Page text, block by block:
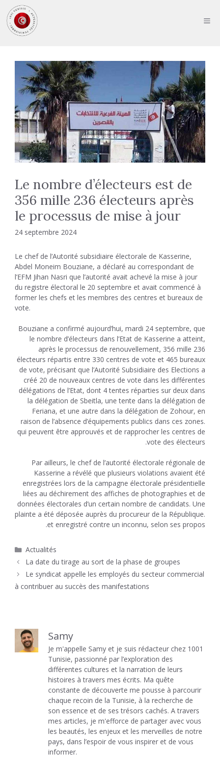
au
contenu
Le nombre d’électeurs est de
356 mille 236 électeurs après
le processus de mise à jour
24 septembre 2024
Le chef de l’Autorité subsidiaire électorale de Kasserine,
Abdel Moneim Bouziane, a déclaré au correspondant de
l’EFM Jihan Nasri que l’autorité avait achevé la mise à jour
du registre électoral le 20 septembre et avait commencé à
former les chefs et les membres des centres et bureaux de
vote.
Bouziane a confirmé aujourd’hui, mardi 24 septembre, que
le nombre d’électeurs dans l’Etat de Kasserine a atteint,
après le processus de renouvellement, 356 mille 236
électeurs répartis entre 330 centres de vote et 465 bureaux
de vote, précisant que l’Autorité Subsidiaire des Elections a
créé 20 de nouveaux centres de vote dans les différentes
délégations de l’Etat, dont 4 tentes réparties sur deux dans
la délégation de Sbeitla, une tente dans la délégation de
Feriana, et une autre dans la délégation de Zohour, en
raison de l’absence d’équipements publics dans ces zones.
qui peuvent être approuvés et de rapprocher les centres de
vote des électeurs.
Par ailleurs, le chef de l’autorité électorale régionale de
Kasserine a révélé que plusieurs violations avaient été
enregistrées lors de la campagne électorale présidentielle
liées au déchirement des affiches de photographies et de
données électorales d’un certain nombre de candidats. Une
plainte a été déposée auprès du procureur de la République.
et enregistré contre un inconnu, selon ses propos.
Catégories
Actualités
La date du tirage au sort de la phase de groupes
Le syndicat appelle les employés du secteur commercial
à contribuer au succès des manifestations
Samy
Je m'appelle Samy et je suis rédacteur chez 1001
Tunisie, passionné par l’exploration des
différentes cultures et la narration de leurs
histoires à travers mes écrits. Ma quête
constante de découverte me pousse à parcourir
chaque recoin de la Tunisie, à la recherche de
son essence et de ses trésors cachés. A travers
mes articles, je m'efforce de partager avec vous
les beautés, les enjeux et les merveilles de notre
pays, dans l’espoir de vous inspirer et de vous
informer.